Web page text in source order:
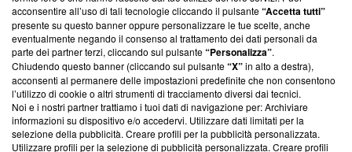
parte; Trust Project non ha ancora effettuato una verifica di
conformità agli standard.
Su di noi
Team editoriale
Corporate
Redazione
acconsentire all’uso di tali tecnologie cliccando il pulsante“Accetta tutti”
presente su questo banner oppure personalizzare le tue scelte, anche
eventualmente negando il consenso al trattamento dei dati personali da
parte dei partner terzi, cliccando sul pulsante“Personalizza”.
Chiudendo questo banner (cliccando sul pulsante“X”in alto a destra),
acconsenti al permanere delle impostazioni predefinite che non consentono
l’utilizzo di cookie o altri strumenti di tracciamento diversi dai tecnici.
Noi e i nostri partner trattiamo i tuoi dati di navigazione per: Archiviare
informazioni su dispositivo e/o accedervi. Utilizzare dati limitati per la
selezione della pubblicità. Creare profili per la pubblicità personalizzata.
Utilizzare profili per la selezione di pubblicità personalizzata. Creare profili